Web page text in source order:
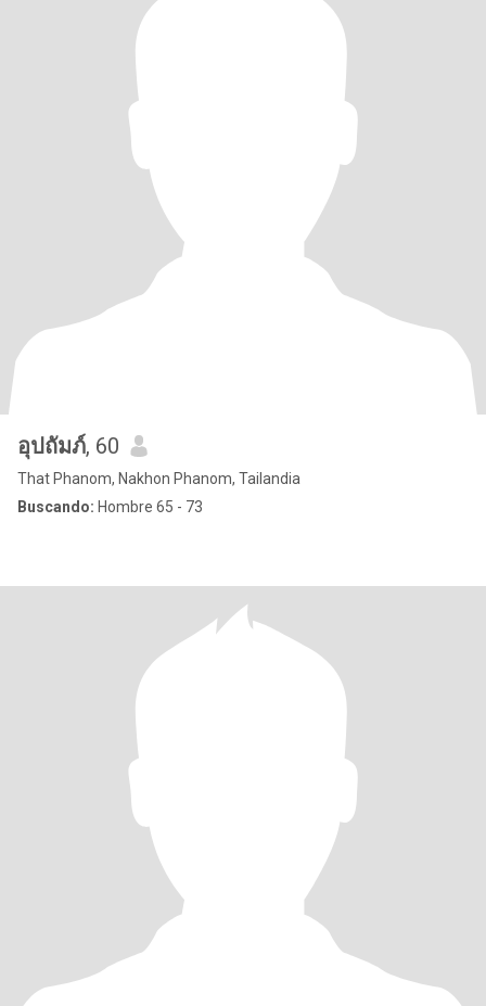
อุปถัมภ์, 60
That Phanom, Nakhon Phanom, Tailandia
Buscando: Hombre 65 - 73